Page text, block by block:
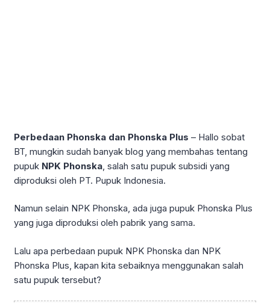
Perbedaan Phonska dan Phonska Plus – Hallo sobat
BT, mungkin sudah banyak blog yang membahas tentang
pupuk NPK Phonska , salah satu pupuk subsidi yang
diproduksi oleh PT. Pupuk Indonesia.
Namun selain NPK Phonska, ada juga pupuk Phonska Plus
yang juga diproduksi oleh pabrik yang sama.
Lalu apa perbedaan pupuk NPK Phonska dan NPK
Phonska Plus, kapan kita sebaiknya menggunakan salah
satu pupuk tersebut?